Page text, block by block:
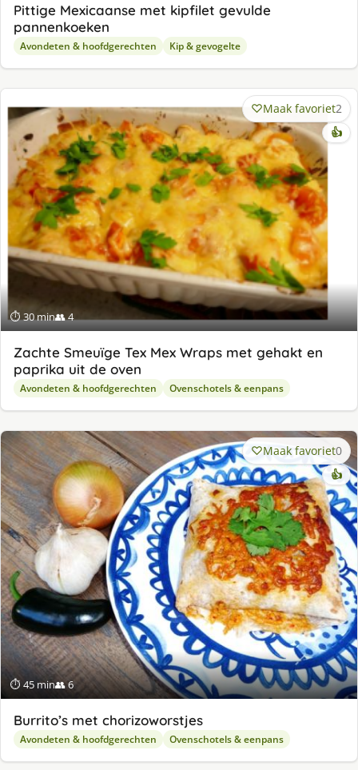
Pittige Mexicaanse met kipfilet gevulde
pannenkoeken
Avondeten & hoofdgerechten Kip & gevogelte
⏱ 30 min👥 4
Maak favoriet2
👍
Zachte Smeuïge Tex Mex Wraps met gehakt en
paprika uit de oven
Avondeten & hoofdgerechten Ovenschotels & eenpans
⏱ 45 min👥 6
Maak favoriet0
👍
Burrito’s met chorizoworstjes
Avondeten & hoofdgerechten Ovenschotels & eenpans